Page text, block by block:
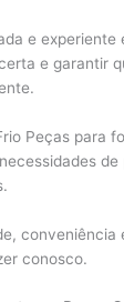
e
e garantir
Peças para
conveniência
conosco.